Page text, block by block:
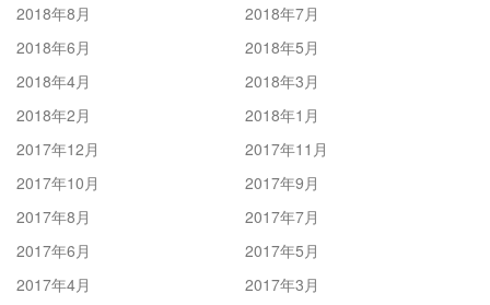
2018年8月
2018年7月
2018年6月
2018年5月
2018年4月
2018年3月
2018年2月
2018年1月
2017年12月
2017年11月
2017年10月
2017年9月
2017年8月
2017年7月
2017年6月
2017年5月
2017年4月
2017年3月